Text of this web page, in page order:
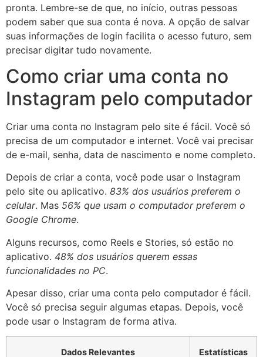
pronta. Lembre-se de que, no início, outras pessoas
podem saber que sua conta é nova. A opção de salvar
suas informações de login facilita o acesso futuro, sem
precisar digitar tudo novamente.
Como criar uma conta no
Instagram pelo computador
Criar uma conta no Instagram pelo site é fácil. Você só
precisa de um computador e internet. Você vai precisar
de e-mail, senha, data de nascimento e nome completo.
Depois de criar a conta, você pode usar o Instagram
pelo site ou aplicativo. 83% dos usuários preferem o
celular. Mas 56% que usam o computador preferem o
Google Chrome.
Alguns recursos, como Reels e Stories, só estão no
aplicativo. 48% dos usuários querem essas
funcionalidades no PC.
Apesar disso, criar uma conta pelo computador é fácil.
Você só precisa seguir algumas etapas. Depois, você
pode usar o Instagram de forma ativa.
Dados Relevantes Estatísticas